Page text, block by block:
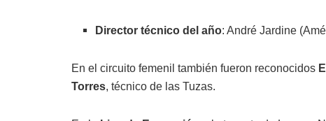
Director técnico del año: André Jardine
En el circuito femenil también fueron reconocidos
Torres, técnico de las Tuzas.